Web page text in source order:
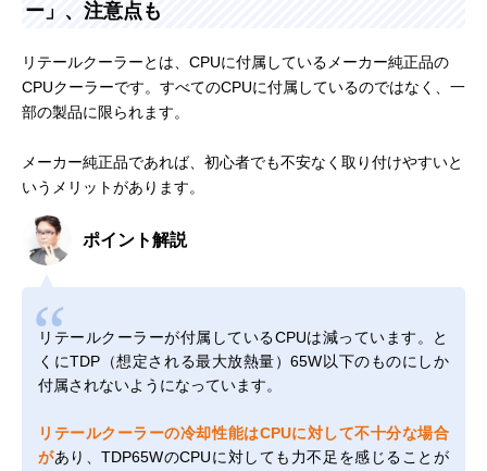
ー」、注意点も
リテールクーラーとは、CPUに付属しているメーカー純正品の
CPUクーラーです。すべてのCPUに付属しているのではなく、一
部の製品に限られます。
メーカー純正品であれば、初心者でも不安なく取り付けやすいと
いうメリットがあります。
ポイント解説
リテールクーラーが付属しているCPUは減っています。と
くにTDP（想定される最大放熱量）65W以下のものにしか
付属されないようになっています。
リテールクーラーの冷却性能はCPUに対して不十分な場合
があり、TDP65WのCPUに対しても力不足を感じることが